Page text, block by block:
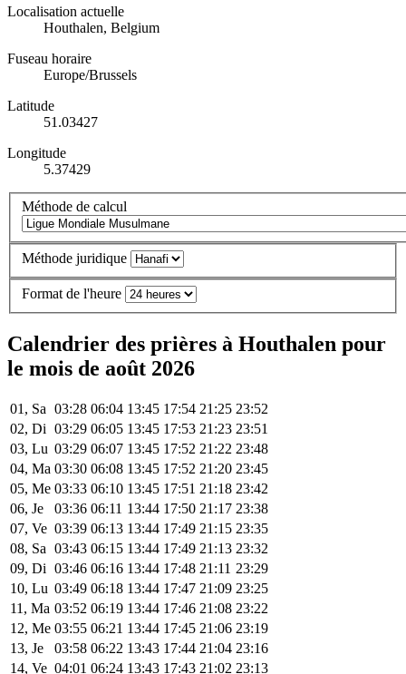
Localisation actuelle
Houthalen, Belgium
Fuseau horaire
Europe/Brussels
Latitude
51.03427
Longitude
5.37429
Méthode de calcul
Méthode juridique
Format de l'heure
Calendrier des prières à Houthalen pour
le mois de août 2026
01, Sa 03:28 06:04 13:45 17:54 21:25 23:52
02, Di 03:29 06:05 13:45 17:53 21:23 23:51
03, Lu 03:29 06:07 13:45 17:52 21:22 23:48
04, Ma 03:30 06:08 13:45 17:52 21:20 23:45
05, Me 03:33 06:10 13:45 17:51 21:18 23:42
06, Je
03:36 06:11 13:44 17:50 21:17 23:38
07, Ve 03:39 06:13 13:44 17:49 21:15 23:35
08, Sa 03:43 06:15 13:44 17:49 21:13 23:32
09, Di 03:46 06:16 13:44 17:48 21:11 23:29
10, Lu 03:49 06:18 13:44 17:47 21:09 23:25
11, Ma 03:52 06:19 13:44 17:46 21:08 23:22
12, Me 03:55 06:21 13:44 17:45 21:06 23:19
13, Je
03:58 06:22 13:43 17:44 21:04 23:16
14, Ve 04:01 06:24 13:43 17:43 21:02 23:13